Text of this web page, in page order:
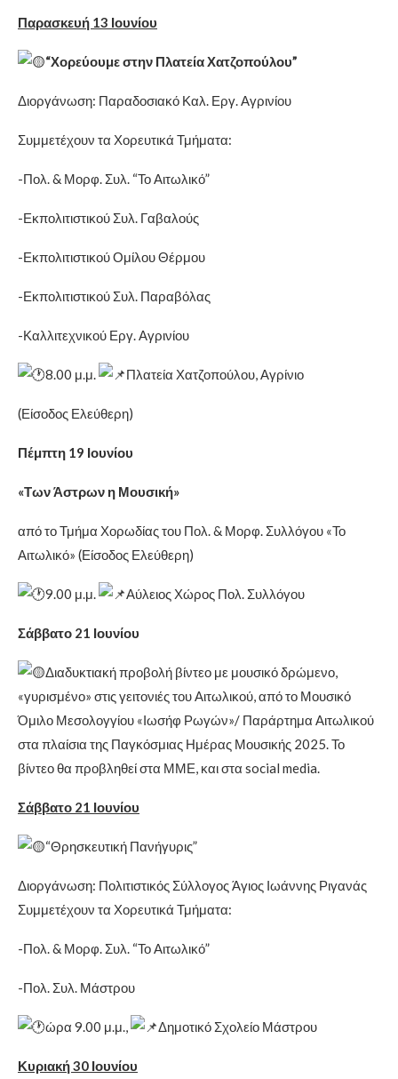
Παρασκευή 13 Ιουνίου
“Χορεύουμε στην Πλατεία Χατζοπούλου”
Διοργάνωση: Παραδοσιακό Καλ. Εργ. Αγρινίου
Συμμετέχουν τα Χορευτικά Τμήματα:
-Πολ. & Μορφ. Συλ. “Το Αιτωλικό”
-Εκπολιτιστικού Συλ. Γαβαλούς
-Εκπολιτιστικού Ομίλου Θέρμου
-Εκπολιτιστικού Συλ. Παραβόλας
-Καλλιτεχνικού Εργ. Αγρινίου
8.00 μ.μ. Πλατεία Χατζοπούλου, Αγρίνιο
(Είσοδος Ελεύθερη)
Πέμπτη 19 Ιουνίου
«Των Άστρων η Μουσική»
από το Τμήμα Χορωδίας του Πολ. & Μορφ. Συλλόγου «Το
Αιτωλικό» (Είσοδος Ελεύθερη)
9.00 μ.μ. Αύλειος Χώρος Πολ. Συλλόγου
Σάββατο 21 Ιουνίου
Διαδυκτιακή προβολή βίντεο με μουσικό δρώμενο,
«γυρισμένο» στις γειτονιές του Αιτωλικού, από το Μουσικό
Όμιλο Μεσολογγίου «Ιωσήφ Ρωγών»/ Παράρτημα Αιτωλικού
στα πλαίσια της Παγκόσμιας Ημέρας Μουσικής 2025. Το
βίντεο θα προβληθεί στα ΜΜΕ, και στα social media.
Σάββατο 21 Ιουνίου
“Θρησκευτική Πανήγυρις”
Διοργάνωση: Πολιτιστικός Σύλλογος Άγιος Ιωάννης Ριγανάς
Συμμετέχουν τα Χορευτικά Τμήματα:
-Πολ. & Μορφ. Συλ. “Το Αιτωλικό”
-Πολ. Συλ. Μάστρου
ώρα 9.00 μ.μ., Δημοτικό Σχολείο Μάστρου
Κυριακή 30 Ιουνίου